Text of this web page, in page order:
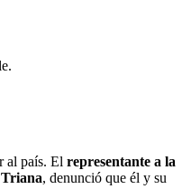
al país. El representante a la
, denunció que él y su